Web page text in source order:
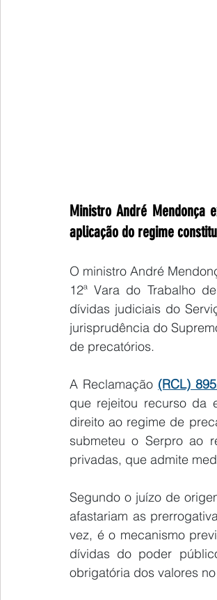
Ministro André Mendonça
aplicação do regime
O ministro André
12ª Vara do Trabalho
dívidas judiciais do
jurisprudência do
de precatórios.
A Reclamação (RCL)
que rejeitou recurso da
direito ao regime de
submeteu o Serpro ao
privadas, que admite
Segundo o juízo de
afastariam as
vez, é o mecanismo
dívidas do poder
obrigatória dos valores